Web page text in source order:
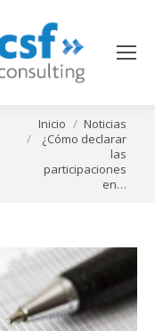
Estás aquí:
Inicio
Noticias
¿Cómo declarar
las
participaciones
en…